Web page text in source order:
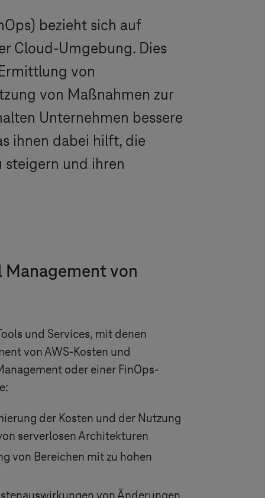
bezieht sich auf
Cloud-Umgebung. Dies
von
von Maßnahmen zur
Unternehmen bessere
ihnen dabei hilft, die
steigern und ihren
Management von
und Services, mit denen
von AWS-Kosten und
oder einer FinOps-
der Kosten und der Nutzung
serverlosen Architekturen
von Bereichen mit zu hohen